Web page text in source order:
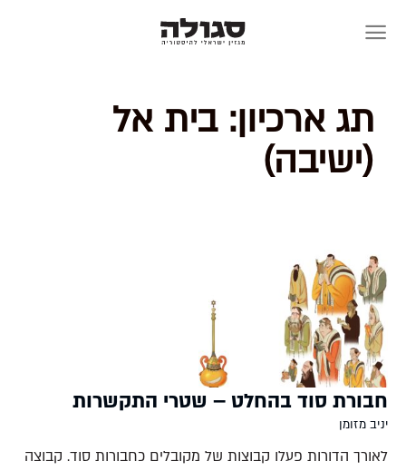
תג ארכיון:בית אל
(ישיבה)
חבורת סוד בהחלט – שטרי התקשרות
יניב מזומן
לאורך הדורות פעלו קבוצות של מקובלים כחבורות סוד. קבוצה